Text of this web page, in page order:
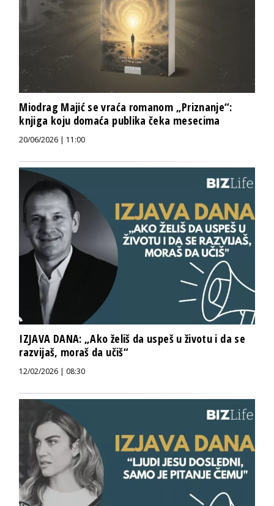
Miodrag Majić se vraća romanom „Priznanje“:
knjiga koju domaća publika čeka mesecima
20/06/2026 | 11:00
IZJAVA DANA: „Ako želiš da uspeš u životu i da se
razvijaš, moraš da učiš“
12/02/2026 | 08:30